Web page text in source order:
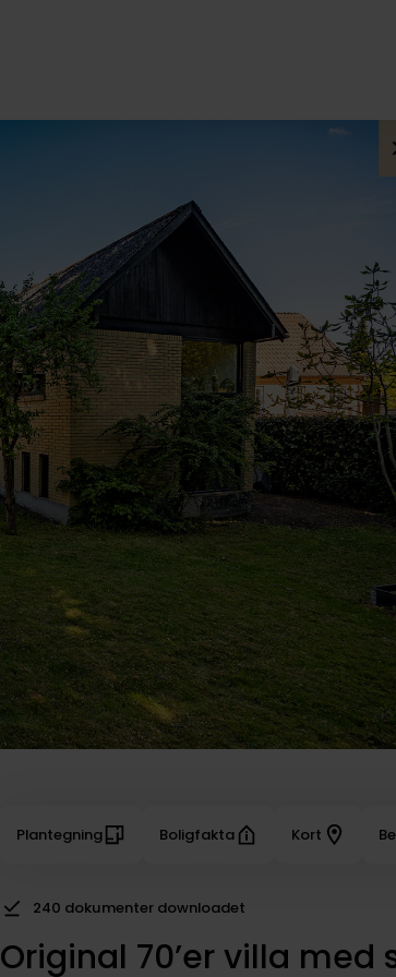
Plantegning Boligfakta Kort
240 dokumenter downloadet
Original 70’er villa